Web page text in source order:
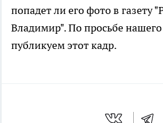
попадет ли его фото в газету
Владимир". По просьбе
публикуем этот кадр.